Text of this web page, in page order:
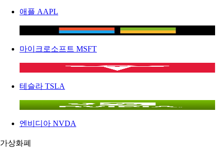
애플 AAPL
마이크로소프트 MSFT
테슬라 TSLA
엔비디아 NVDA
가상화폐